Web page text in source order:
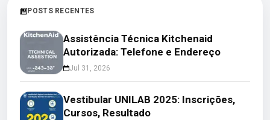
POSTS RECENTES
Assistência Técnica Kitchenaid
Autorizada: Telefone e Endereço
Jul 31, 2026
Vestibular UNILAB 2025: Inscrições,
Cursos, Resultado